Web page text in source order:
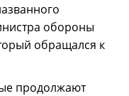
обороны
обращался к
продолжают